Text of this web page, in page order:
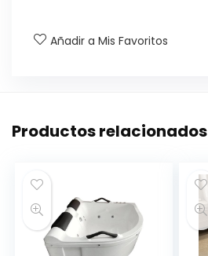
Añadir a Mis Favoritos
Productos relacionados